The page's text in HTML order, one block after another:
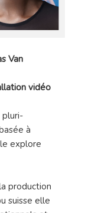
Van
vidéo
pluri-
à
explore
production
suisse elle